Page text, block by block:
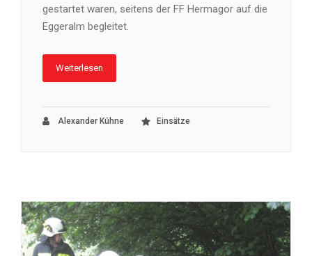
gestartet waren, seitens der FF Hermagor auf die
Eggeralm begleitet.
Weiterlesen
Alexander Kühne Einsätze